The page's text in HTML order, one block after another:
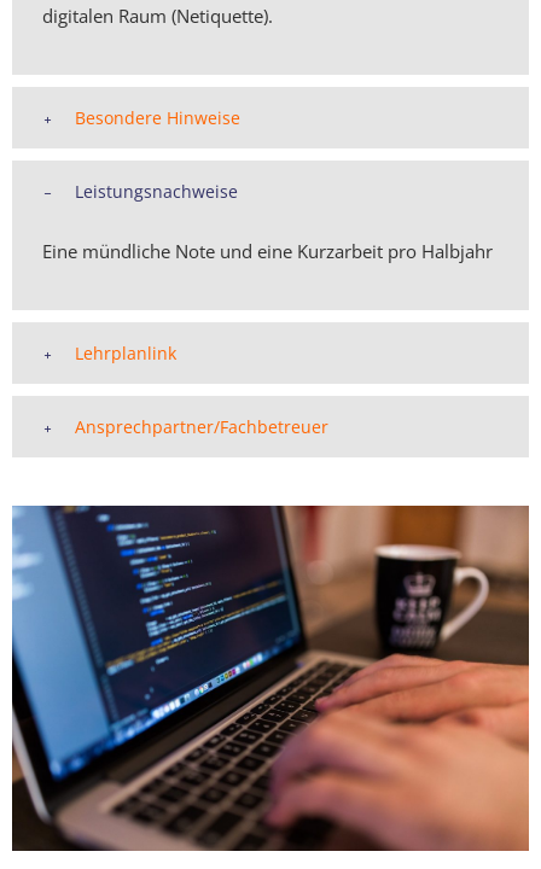
digitalen Raum (Netiquette).
Besondere Hinweise
Leistungsnachweise
Eine mündliche Note und eine Kurzarbeit pro Halbjahr
Lehrplanlink
Ansprechpartner/Fachbetreuer